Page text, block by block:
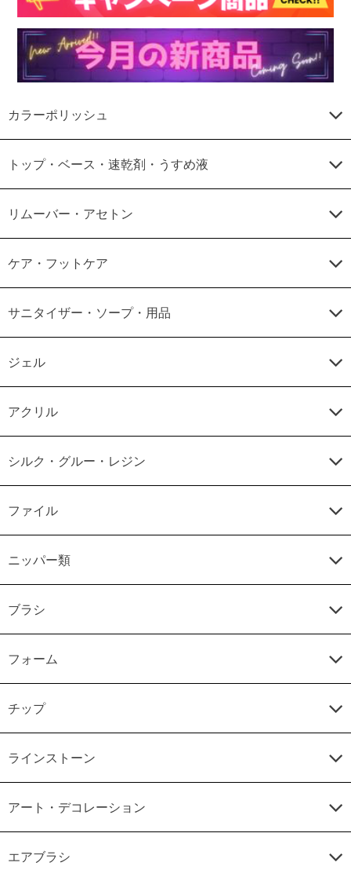
カラーポリッシュ
トップ・ベース・速乾剤・うすめ液
リムーバー・アセトン
ケア・フットケア
サニタイザー・ソープ・用品
ジェル
アクリル
シルク・グルー・レジン
ファイル
ニッパー類
ブラシ
フォーム
チップ
ラインストーン
アート・デコレーション
エアブラシ